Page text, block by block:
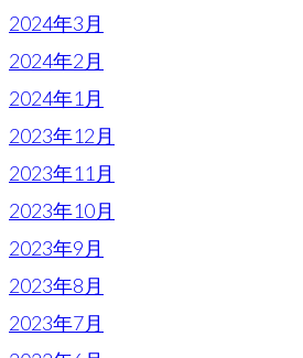
2024年3月
2024年2月
2024年1月
2023年12月
2023年11月
2023年10月
2023年9月
2023年8月
2023年7月